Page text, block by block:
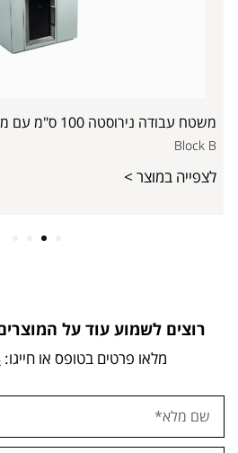
משטח עבודה נירוסטה 100 ס"מ עם מקרר, בלוק טורקיז
Block B
לצפייה במוצר >
רוצים לשמוע עוד על
מלאו פרטים בטופס או חייגו: